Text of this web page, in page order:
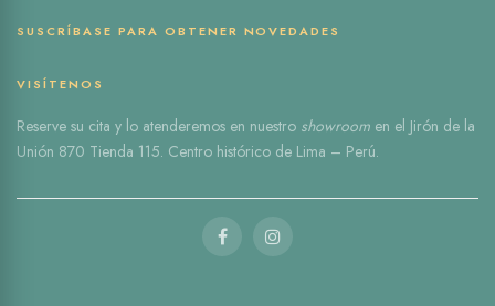
SUSCRÍBASE PARA OBTENER NOVEDADES
VISÍTENOS
Reserve su cita y lo atenderemos en nuestro showroom en el Jirón de la
Unión 870 Tienda 115. Centro histórico de Lima – Perú.